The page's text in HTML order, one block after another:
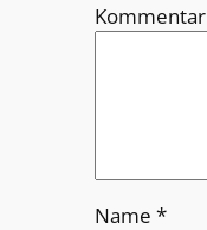
Kommentar
Name *